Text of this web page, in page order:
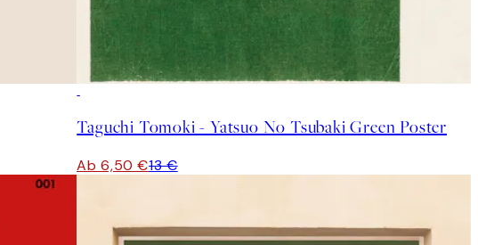
Taguchi Tomoki - Yatsuo No Tsubaki Green Poster
Ab 6,50 €13 €